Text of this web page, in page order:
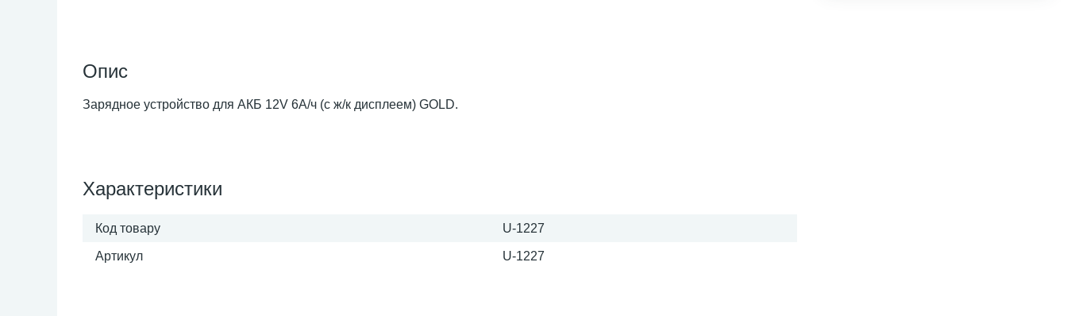
Опис
Зарядное устройство для АКБ 12V 6А/ч (с ж/к дисплеем) GOLD.
Характеристики
Код товару U-1227
Артикул U-1227